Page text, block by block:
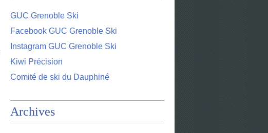
GUC Grenoble Ski
Facebook GUC Grenoble Ski
Instagram GUC Grenoble Ski
Kiwi Précision
Comité de ski du Dauphiné
Archives